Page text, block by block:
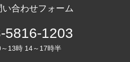
い合わせフォーム
5816-1203
13時 14～17時半